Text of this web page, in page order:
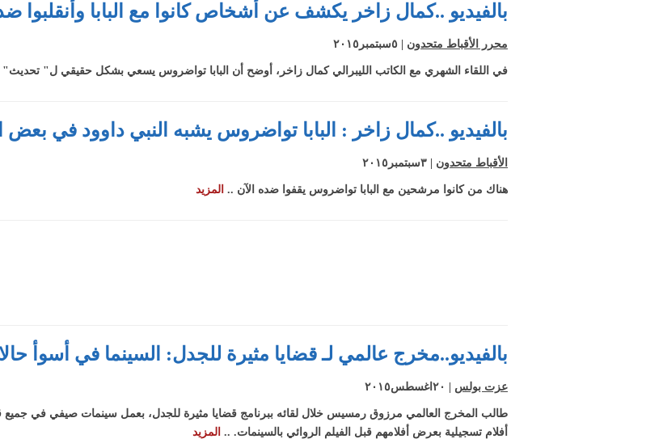
بالفيديو ..كمال زاخر يكشف عن أشخاص كانوا مع البابا وأنقلبوا
محرر الأقباط متحدون
في اللقاء الشهري مع الكاتب الليبرالي كمال زاخر، أوضح أن البابا تواضروس يسعي بشكل حقيقي ل"
بالفيديو ..كمال زاخر : البابا تواضروس يشبه النبي داوود في بعض
الأقباط متحدون
هناك من كانوا مرشحين مع البابا تواضروس يقفوا ضده الآن .. المزيد
بالفيديو..مخرج عالمي لـ قضايا مثيرة للجدل: السينما في أسوأ
عزت بولس
طالب المخرج العالمي مرزوق رمسيس خلال لقائه ببرنامج قضايا مثيرة للجدل، بعمل سينمات صيفي في
أفلام تسجيلية بعرض أفلامهم قبل الفيلم الروائي بالسينمات. .. المزيد